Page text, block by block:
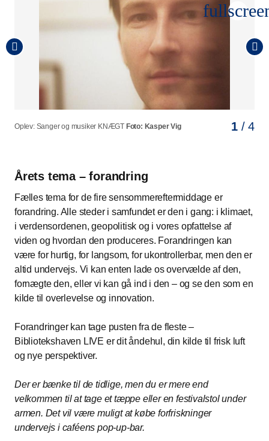
Oplev: Sanger og musiker KNÆGT Foto: Kasper Vig 1/ 4
Oplev: Skuespiller Laura Christensen
2/ 4
Oplev: Forfatter Sebastian NathanFoto: Coco Ardal 3/ 4
Oplev: Professor, filosof og forfatter Vincent Hendricks
4/ 4
Årets tema – forandring
Fælles tema for de fire sensommereftermiddage er
forandring. Alle steder i samfundet er den i gang: i klimaet,
i verdensordenen, geopolitisk og i vores opfattelse af
viden og hvordan den produceres. Forandringen kan
være for hurtig, for langsom, for ukontrollerbar, men den er
altid undervejs. Vi kan enten lade os overvælde af den,
fornægte den, eller vi kan gå ind i den – og se den som en
kilde til overlevelse og innovation.
Forandringer kan tage pusten fra de fleste –
Bibliotekshaven LIVE er dit åndehul, din kilde til frisk luft
og nye perspektiver.
Der er bænke til de tidlige, men du er mere end
velkommen til at tage et tæppe eller en festivalstol under
armen. Det vil være muligt at købe forfriskninger
undervejs i caféens pop-up-bar.